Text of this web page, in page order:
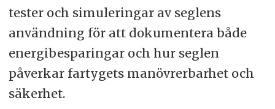
tester och simuleringar av seglens
användning för att dokumentera både
energibesparingar och hur seglen
påverkar fartygets manövrerbarhet och
säkerhet.